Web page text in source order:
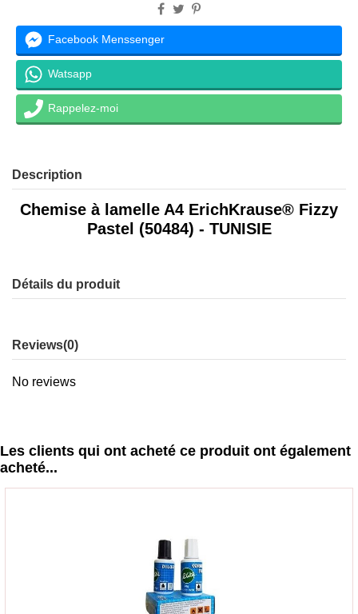
Facebook Menssenger
Watsapp
Rappelez-moi
Description
Chemise à lamelle A4 ErichKrause® Fizzy
Pastel (50484) - TUNISIE
Détails du produit
Reviews(0)
No reviews
Les clients qui ont acheté ce produit ont également
acheté...